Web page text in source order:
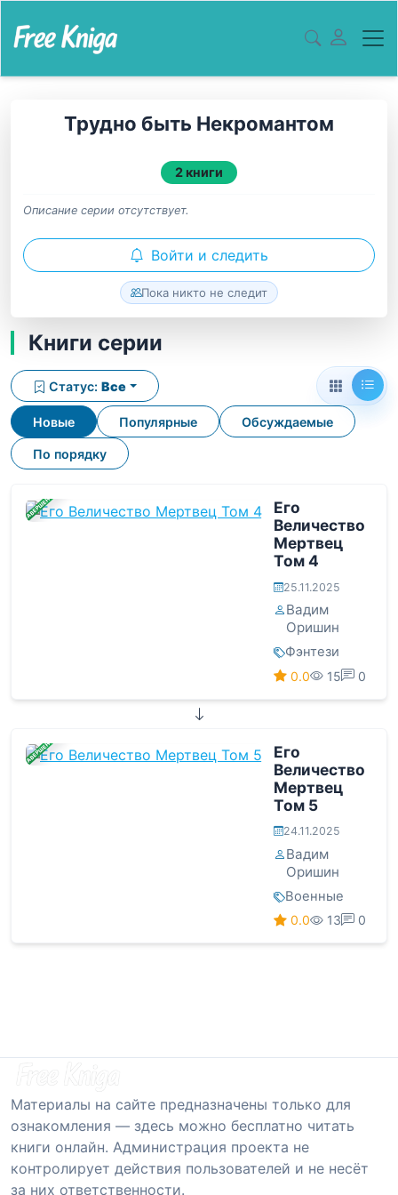
Трудно быть Некромантом
2 книги
Описание серии отсутствует.
Войти и следить
Пока никто не следит
Книги серии
Новые Популярные Обсуждаемые
По порядку
Статус: Все
ЗАВЕРШЕНА
Его
Величество
Мертвец
Том 4
25.11.2025
Вадим
Оришин
Фэнтези
0.0 15 0
ЗАВЕРШЕНА
Его
Величество
Мертвец
Том 5
24.11.2025
Вадим
Оришин
Военные
0.0 13 0
Материалы на сайте предназначены только для
ознакомления — здесь можно бесплатно читать
книги онлайн. Администрация проекта не
контролирует действия пользователей и не несёт
за них ответственности.